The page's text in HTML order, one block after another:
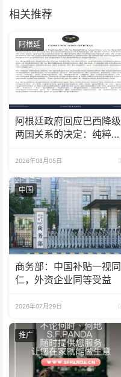
相关推荐
阿根廷
阿根廷政府回应巴西降级
两国关系的决定：纯粹意
2026年08月05日
中国
商务部：中国补贴一视同
仁，外资企业同等受益
2026年07月29日
推广